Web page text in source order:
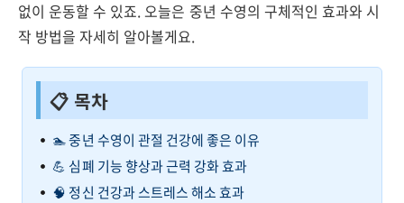
없이 운동할 수 있죠. 오늘은 중년 수영의 구체적인 효과와 시
작 방법을 자세히 알아볼게요.
📋 목차
🏊 중년 수영이 관절 건강에 좋은 이유
💪 심폐 기능 향상과 근력 강화 효과
🧠 정신 건강과 스트레스 해소 효과